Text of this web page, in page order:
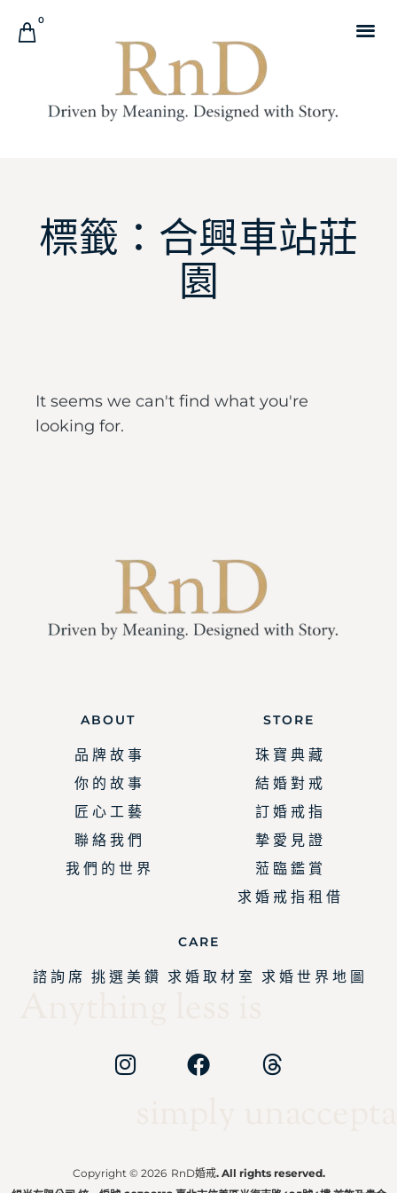
0
標籤：合興車站莊
園
It seems we can't find what you're
looking for.
ABOUT
品 牌 故 事
你 的 故 事
匠 心 工 藝
聯 絡 我 們
我 們 的 世 界
STORE
珠 寶 典 藏
結 婚 對 戒
訂 婚 戒 指
摯 愛 見 證
蒞 臨 鑑 賞
求 婚 戒 指 租 借
CARE
諮 詢 席 挑 選 美 鑽 求 婚 取 材 室 求 婚 世 界 地 圖
Copyright © 2026 RnD婚戒. All rights reserved.